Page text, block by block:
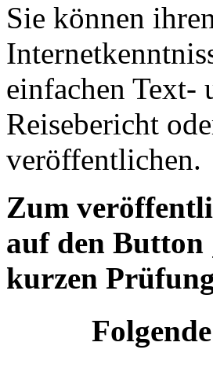
Sie können
einfachen Text-
Reisebericht
veröffentlichen.
Zum
auf den Button
kurzen